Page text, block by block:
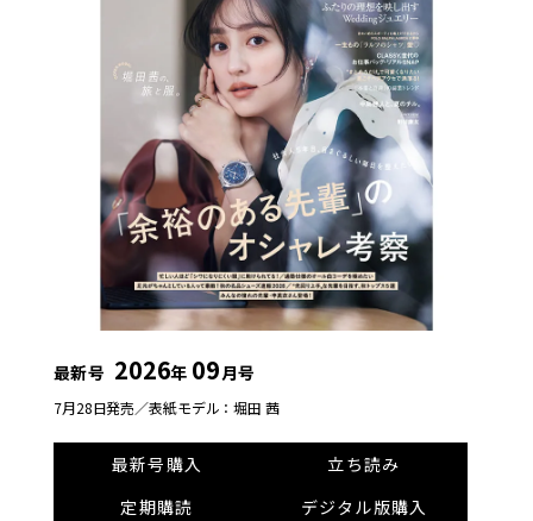
最新号 2026年 09月号
7月28日発売／表紙モデル：堀田 茜
最新号購入
立ち読み
定期購読
デジタル版購入